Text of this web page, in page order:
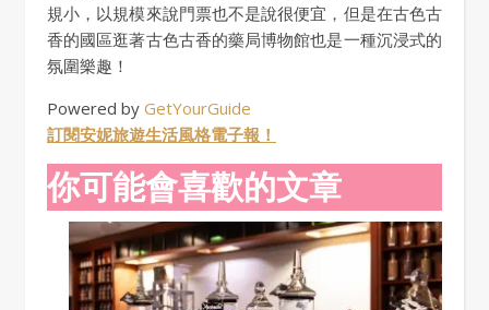
規小，以規模來說門票也不是說很便宜，但是在古色古
香的國區逛著古色古香的藥局博物館也是一種沉浸式的
氛圍樂趣！
Powered by GetYourGuide
訂閱安妮旅遊生活風格電子報！
你可能會喜歡的文章